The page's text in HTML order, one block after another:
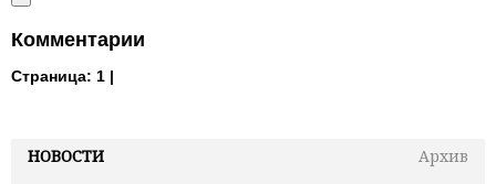
НОВОСТИ
Архив
Комментарии
Страница: 1 |